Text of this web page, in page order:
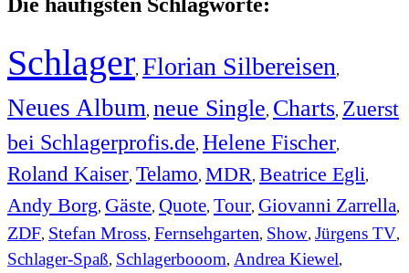
Schlager, Florian Silbereisen,
Neues Album, neue Single, Charts, Zuerst
bei Schlagerprofis.de, Helene Fischer,
Roland Kaiser, Telamo, MDR, Beatrice Egli,
Andy Borg, Gäste, Quote, Tour, Giovanni Zarrella,
ZDF, Stefan Mross, Fernsehgarten, Show, Jürgens TV,
Schlager-Spaß, Schlagerbooom, Andrea Kiewel,